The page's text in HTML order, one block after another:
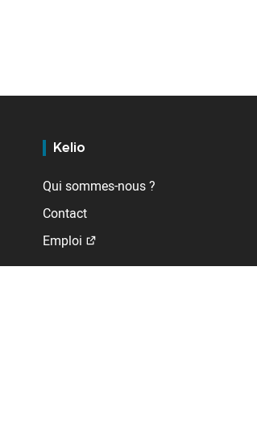
Kelio
Qui sommes-nous ?
Contact
Emploi